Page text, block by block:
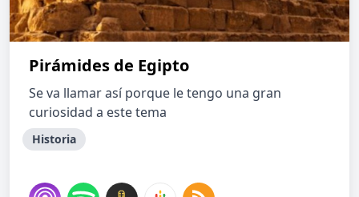
Pirámides de Egipto
Se va llamar así porque le tengo una gran
curiosidad a este tema
Historia